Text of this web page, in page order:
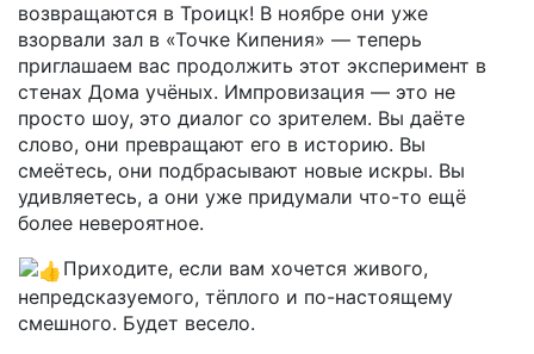
возвращаются в Троицк! В ноябре они уже
взорвали зал в «Точке Кипения» — теперь
приглашаем вас продолжить этот эксперимент в
стенах Дома учёных. Импровизация — это не
просто шоу, это диалог со зрителем. Вы даёте
слово, они превращают его в историю. Вы
смеётесь, они подбрасывают новые искры. Вы
удивляетесь, а они уже придумали что-то ещё
более невероятное.
Приходите, если вам хочется живого,
непредсказуемого, тёплого и по-настоящему
смешного. Будет весело.